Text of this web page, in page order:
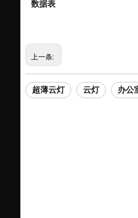
数据表
上一条:
超薄云灯 云灯 办公